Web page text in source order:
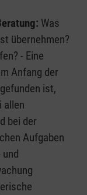
Was
übernehmen?
- Eine
Anfang der
ist,
allen
bei der
Aufgaben